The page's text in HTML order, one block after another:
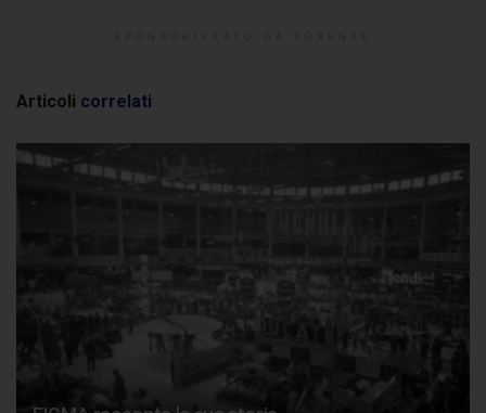
Articoli correlati